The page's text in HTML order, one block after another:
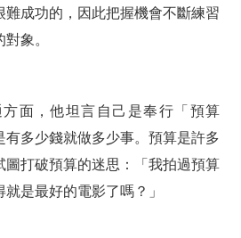
成功的，因此把握機會不斷練習
象。
面，他坦言自己是奉行「預算
多少錢就做多少事。預算是許多
圖打破預算的迷思：「我拍過預算
是最好的電影了嗎？」